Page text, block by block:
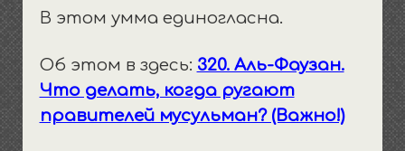
В этом умма единогласна.
Об этом в здесь: 320. Аль-Фаузан.
Что делать, когда ругают
правителей мусульман? (Важно!)